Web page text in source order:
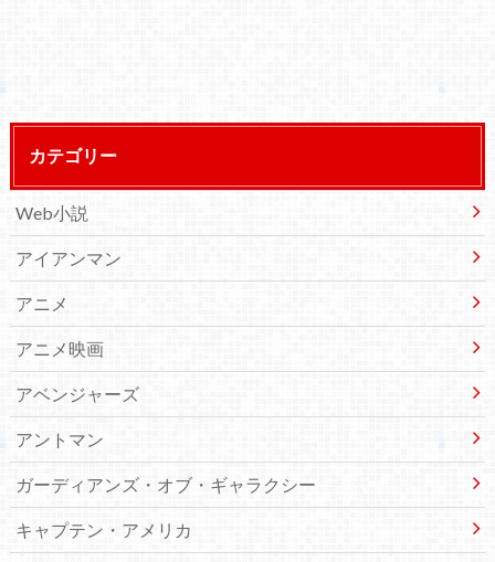
カテゴリー
Web小説
アイアンマン
アニメ
アニメ映画
アベンジャーズ
アントマン
ガーディアンズ・オブ・ギャラクシー
キャプテン・アメリカ